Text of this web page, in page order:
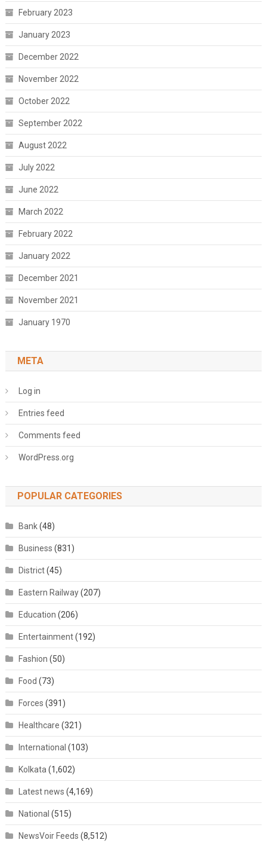
February 2023
January 2023
December 2022
November 2022
October 2022
September 2022
August 2022
July 2022
June 2022
March 2022
February 2022
January 2022
December 2021
November 2021
January 1970
META
Log in
Entries feed
Comments feed
WordPress.org
POPULAR CATEGORIES
Bank(48)
Business (831)
District(45)
Eastern Railway(207)
Education (206)
Entertainment(192)
Fashion (50)
Food (73)
Forces (391)
Healthcare (321)
International (103)
Kolkata (1,602)
Latest news (4,169)
National (515)
NewsVoir Feeds (8,512)